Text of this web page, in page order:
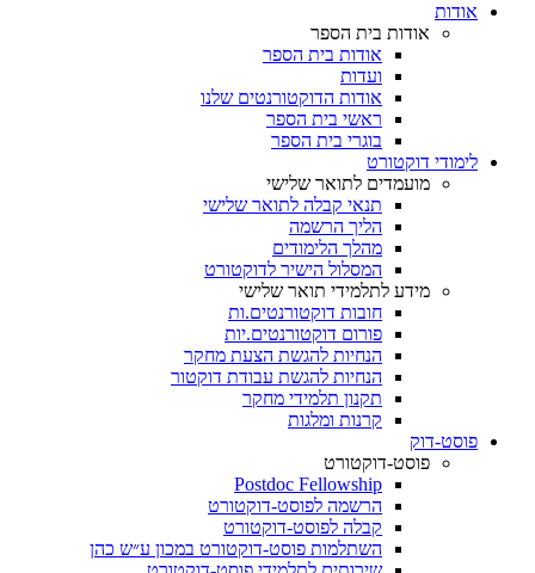
אודות
אודות בית הספר
אודות בית הספר
ועדות
אודות הדוקטורנטים שלנו
ראשי בית הספר
בוגרי בית הספר
לימודי דוקטורט
מועמדים לתואר שלישי
תנאי קבלה לתואר שלישי
הליך הרשמה
מהלך הלימודים
המסלול הישיר לדוקטורט
מידע לתלמידי תואר שלישי
חובות דוקטורנטים.ות
פורום דוקטורנטים.יות
הנחיות להגשת הצעת מחקר
הנחיות להגשת עבודת דוקטור
תקנון תלמידי מחקר
קרנות ומלגות
פוסט-דוק
פוסט-דוקטורט
Postdoc Fellowship
הרשמה לפוסט-דוקטורט
קבלה לפוסט-דוקטורט
השתלמות פוסט-דוקטורט במכון ע״ש כהן